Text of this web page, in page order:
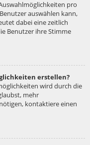
pro
auswählen kann,
dabei eine zeitlich
Benutzer ihre Stimme
erstellen?
wird durch die
mehr
kontaktiere einen